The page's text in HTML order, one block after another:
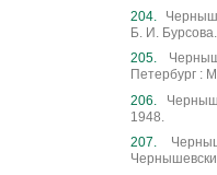
Б. И.
Петербург :
1948.